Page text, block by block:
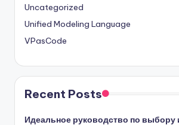
Uncategorized
Unified Modeling Language
VPasCode
Recent Posts
Идеальное руководство по выбору